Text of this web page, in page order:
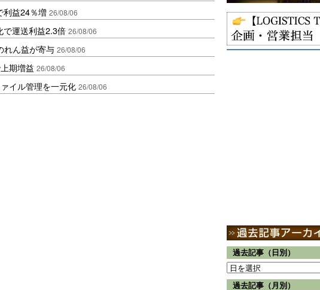
利益24％増 26/08/06
で運送利益2.3倍 26/08/06
れん益が寄与 26/08/06
期増益 26/08/06
イル管理を一元化 26/08/06
過去記事（日別）
過去記事（月別）